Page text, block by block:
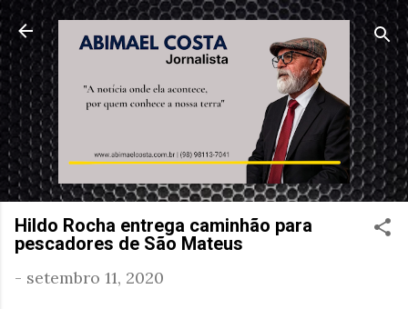
Pular para o conteúdo principal
Hildo Rocha entrega caminhão para
pescadores de São Mateus
- setembro 11, 2020